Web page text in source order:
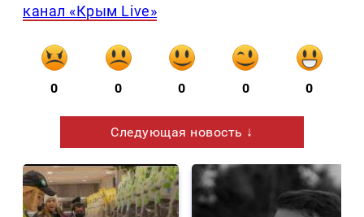
канал «Крым Live»
0 0 0 0 0
Следующая новость ↓